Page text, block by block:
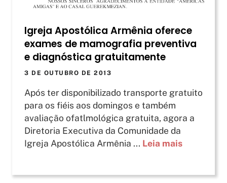
Igreja Apostólica Armênia oferece
exames de mamografia preventiva
e diagnóstica gratuitamente
3 DE OUTUBRO DE 2013
Após ter disponibilizado transporte gratuito
para os fiéis aos domingos e também
avaliação ofatlmológica gratuita, agora a
Diretoria Executiva da Comunidade da
Igreja Apostólica Armênia ... Leia mais